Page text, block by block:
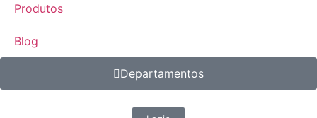
Produtos
Blog
Departamentos